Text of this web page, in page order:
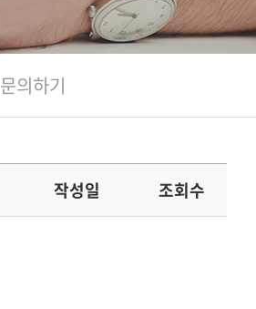
문의하기
작성일 조회수